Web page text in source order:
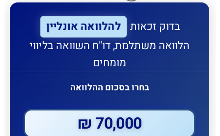
בדוק זכאות להלוואה אונליין
הלוואה משתלמת, דו"ח השוואה בליווי
מומחים
בחרו בסכום ההלוואה
70,000 ₪